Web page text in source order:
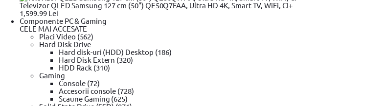
Televizor QLED Samsung 127 cm (50") QE50Q7FAA, Ultra HD 4K, Smart TV, WiFi, CI+
1,599.99 Lei
Componente PC & Gaming
CELE MAI ACCESATE
Placi Video (562)
Hard Disk Drive
Hard disk-uri (HDD) Desktop (186)
Hard Disk Extern (320)
HDD Rack (310)
Gaming
Console (72)
Accesorii console (728)
Scaune Gaming (625)
cardul în rate
Aspersor oscilant cu reglare multidirectionala, VERTO, 15G773, 16 duze